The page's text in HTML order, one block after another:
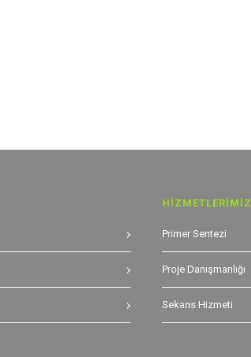
HİZMETLERİMİZ
Primer Sentezi
Proje Danışmanlığı
Sekans Hizmeti